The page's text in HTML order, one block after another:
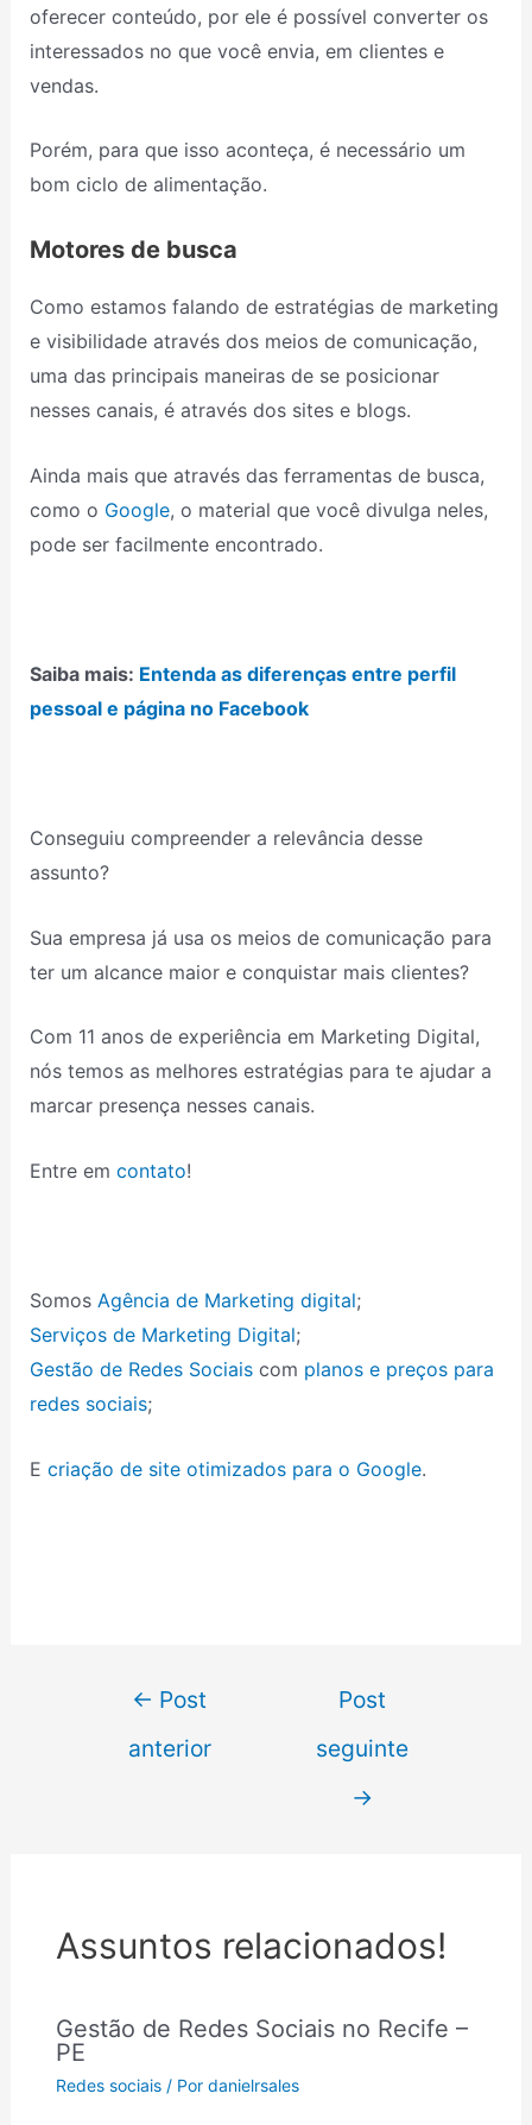
oferecer conteúdo, por ele é possível converter os
interessados no que você envia, em clientes e
vendas.
Porém, para que isso aconteça, é necessário um
bom ciclo de alimentação.
Motores de busca
Como estamos falando de estratégias de marketing
e visibilidade através dos meios de comunicação,
uma das principais maneiras de se posicionar
nesses canais, é através dos sites e blogs.
Ainda mais que através das ferramentas de busca,
como o Google, o material que você divulga neles,
pode ser facilmente encontrado.
Saiba mais: Entenda as diferenças entre perfil
pessoal e página no Facebook
Conseguiu compreender a relevância desse
assunto?
Sua empresa já usa os meios de comunicação para
ter um alcance maior e conquistar mais clientes?
Com 11 anos de experiência em Marketing Digital,
nós temos as melhores estratégias para te ajudar a
marcar presença nesses canais.
Entre em contato!
Somos Agência de Marketing digital;
Serviços de Marketing Digital;
Gestão de Redes Sociaiscom planos e preços para
redes sociais;
E criação de site otimizados para o Google.
← Post
anterior
Post
seguinte
→
Assuntos relacionados!
Gestão de Redes Sociais no Recife –
PE
Redes sociais / Pordanielrsales